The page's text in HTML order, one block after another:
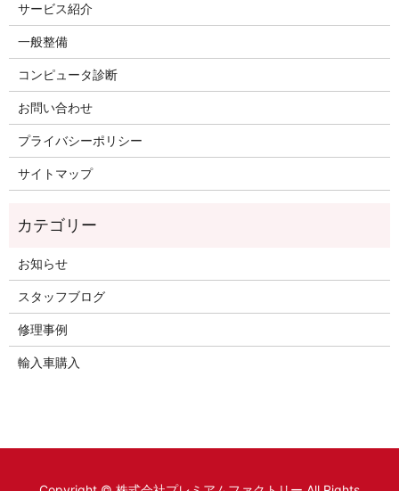
サービス紹介
一般整備
コンピュータ診断
お問い合わせ
プライバシーポリシー
サイトマップ
お知らせ
スタッフブログ
修理事例
輸入車購入